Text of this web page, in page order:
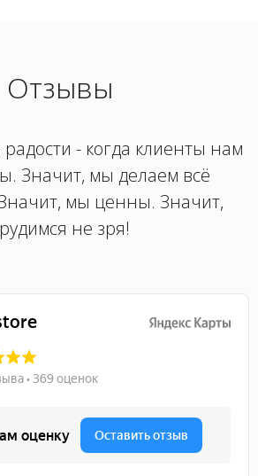
Отзывы
- когда клиенты нам
Значит, мы делаем всё
мы ценны. Значит,
не зря!